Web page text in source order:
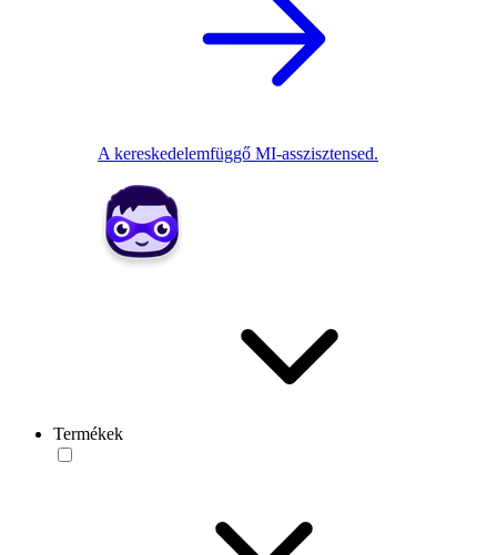
A kereskedelemfüggő MI-asszisztensed.
Termékek